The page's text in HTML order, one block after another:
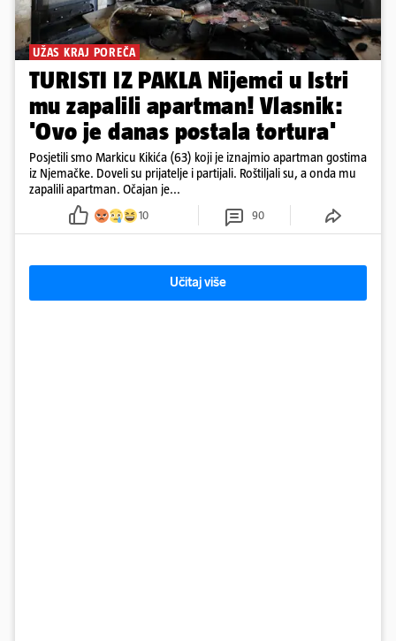
UŽAS KRAJ POREČA
TURISTI IZ PAKLA Nijemci u Istri
mu zapalili apartman! Vlasnik:
'Ovo je danas postala tortura'
Posjetili smo Markicu Kikića (63) koji je iznajmio apartman gostima
iz Njemačke. Doveli su prijatelje i partijali. Roštiljali su, a onda mu
zapalili apartman. Očajan je...
10 90
Učitaj više